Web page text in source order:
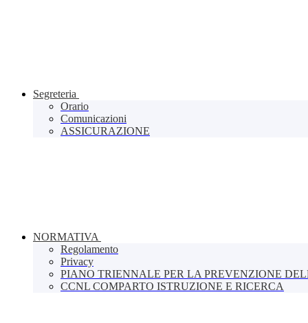
Segreteria
Orario
Comunicazioni
ASSICURAZIONE
NORMATIVA
Regolamento
Privacy
PIANO TRIENNALE PER LA PREVENZIONE
CCNL COMPARTO ISTRUZIONE E RICERCA